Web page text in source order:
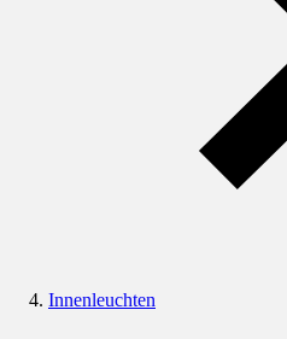
Innenleuchten